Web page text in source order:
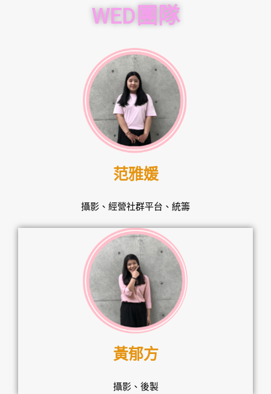
WED團隊
范雅媛
攝影、經營社群平台、統籌
黃郁方
攝影、後製